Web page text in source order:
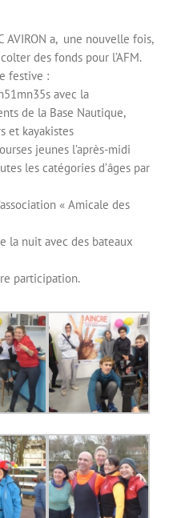
AVIRON a, une nouvelle fois,
des fonds pour l’AFM.
festive :
avec la
de la Base Nautique,
et kayakistes
jeunes l’après-midi
les catégories d’âges par
ion « Amicale des
la nuit avec des bateaux
participation.